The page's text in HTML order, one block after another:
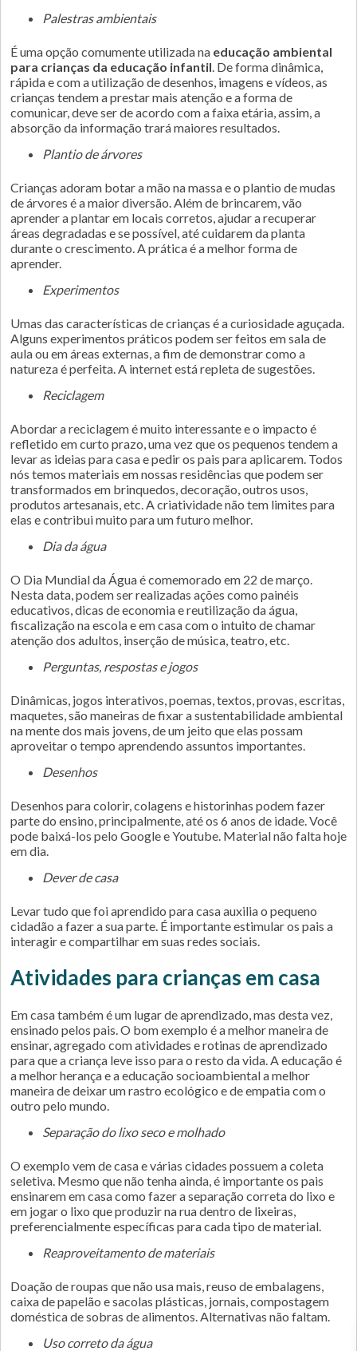
Palestras ambientais
É uma opção comumente utilizada na educação ambiental
para crianças da educação infantil. De forma dinâmica,
rápida e com a utilização de desenhos, imagens e vídeos, as
crianças tendem a prestar mais atenção e a forma de
comunicar, deve ser de acordo com a faixa etária, assim, a
absorção da informação trará maiores resultados.
Plantio de árvores
Crianças adoram botar a mão na massa e o plantio de mudas
de árvores é a maior diversão. Além de brincarem, vão
aprender a plantar em locais corretos, ajudar a recuperar
áreas degradadas e se possível, até cuidarem da planta
durante o crescimento. A prática é a melhor forma de
aprender.
Experimentos
Umas das características de crianças é a curiosidade aguçada.
Alguns experimentos práticos podem ser feitos em sala de
aula ou em áreas externas, a fim de demonstrar como a
natureza é perfeita. A internet está repleta de sugestões.
Reciclagem
Abordar a reciclagem é muito interessante e o impacto é
refletido em curto prazo, uma vez que os pequenos tendem a
levar as ideias para casa e pedir os pais para aplicarem. Todos
nós temos materiais em nossas residências que podem ser
transformados em brinquedos, decoração, outros usos,
produtos artesanais, etc. A criatividade não tem limites para
elas e contribui muito para um futuro melhor.
Dia da água
O Dia Mundial da Água é comemorado em 22 de março.
Nesta data, podem ser realizadas ações como painéis
educativos, dicas de economia e reutilização da água,
fiscalização na escola e em casa com o intuito de chamar
atenção dos adultos, inserção de música, teatro, etc.
Perguntas, respostas e jogos
Dinâmicas, jogos interativos, poemas, textos, provas, escritas,
maquetes, são maneiras de fixar a sustentabilidade ambiental
na mente dos mais jovens, de um jeito que elas possam
aproveitar o tempo aprendendo assuntos importantes.
Desenhos
Desenhos para colorir, colagens e historinhas podem fazer
parte do ensino, principalmente, até os 6 anos de idade. Você
pode baixá-los pelo Google e Youtube. Material não falta hoje
em dia.
Dever de casa
Levar tudo que foi aprendido para casa auxilia o pequeno
cidadão a fazer a sua parte. É importante estimular os pais a
interagir e compartilhar em suas redes sociais.
Atividades para crianças em casa
Em casa também é um lugar de aprendizado, mas desta vez,
ensinado pelos pais. O bom exemplo é a melhor maneira de
ensinar, agregado com atividades e rotinas de aprendizado
para que a criança leve isso para o resto da vida. A educação é
a melhor herança e a educação socioambiental a melhor
maneira de deixar um rastro ecológico e de empatia com o
outro pelo mundo.
Separação do lixo seco e molhado
O exemplo vem de casa e várias cidades possuem a coleta
seletiva. Mesmo que não tenha ainda, é importante os pais
ensinarem em casa como fazer a separação correta do lixo e
em jogar o lixo que produzir na rua dentro de lixeiras,
preferencialmente específicas para cada tipo de material.
Reaproveitamento de materiais
Doação de roupas que não usa mais, reuso de embalagens,
caixa de papelão e sacolas plásticas, jornais, compostagem
doméstica de sobras de alimentos. Alternativas não faltam.
Uso correto da água